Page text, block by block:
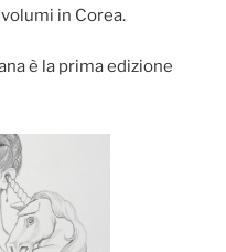
in Corea.
è la prima edizione